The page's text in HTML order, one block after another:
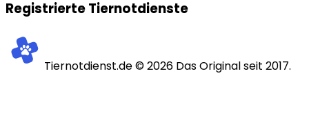
Registrierte Tiernotdienste
Tiernotdienst.de ©2026 Das Original seit 2017.